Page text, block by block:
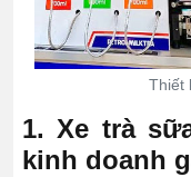
Thiết
1. Xe trà
kinh doanh